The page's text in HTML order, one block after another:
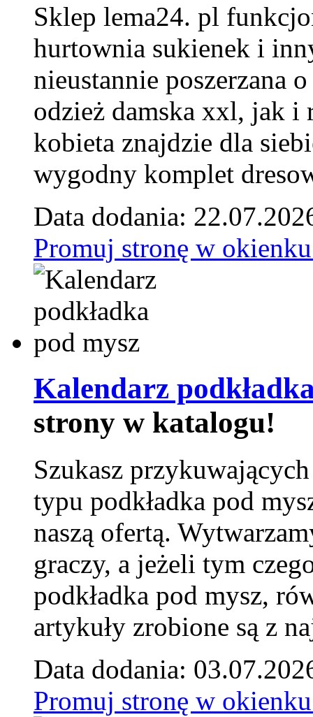
Sklep lema24. pl
hurtownia sukienek i
nieustannie poszerzana
odzież damska xxl, jak i
kobieta znajdzie dla
wygodny komplet
Data dodania:
Promuj stronę w
Kalendarz
strony w katalogu!
Szukasz
typu podkładka pod
naszą ofertą.
graczy, a jeżeli tym
podkładka pod mysz,
artykuły zrobione są z
Data dodania:
Promuj stronę w